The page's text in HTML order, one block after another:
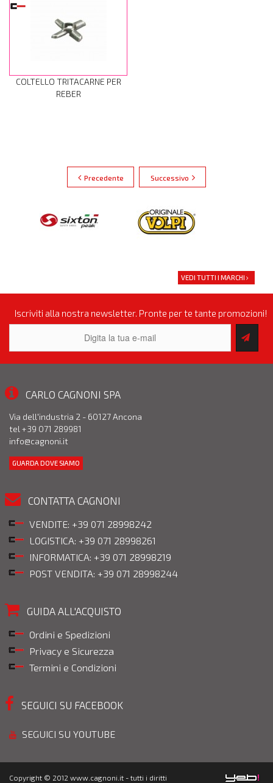
COLTELLO TRITACARNE PER
REBER
Precedente Successivo
VEDI TUTTI I MARCHI
Iscriviti alla nostra newsletter. Pronte per te tante promozioni!
CARLO CAGNONI SPA
Via dell'industria 2 - 60127 Ancona
tel +39 071 289981
info@cagnoni.it
GUARDA DOVE SIAMO
CONTATTA CAGNONI
VENDITE: +39 071 28998242
LOGISTICA: +39 071 28998261
INFORMATICA: +39 071 28998219
POST VENDITA: +39 071 28998244
GUIDA ALL'ACQUISTO
Ordini e Spedizioni
Privacy e Sicurezza
Termini e Condizioni
SEGUICI SU FACEBOOK
SEGUICI SU YOUTUBE
Copyright © 2012 www.cagnoni.it - tutti i diritti